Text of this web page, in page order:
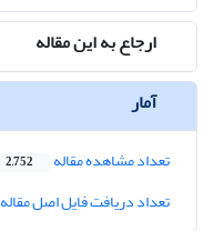
ارجاع به این مقاله
آمار
تعداد مشاهده مقاله 2,752
تعداد دریافت فایل اصل مقاله